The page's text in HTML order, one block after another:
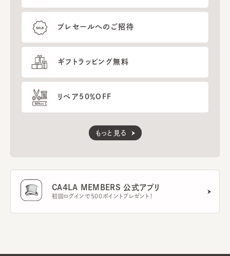
プレセールへのご招待
ギフトラッピング無料
リペア50％OFF
もっと見る
CA4LA MEMBERS 公式アプリ
初回ログインで500ポイントプレゼント！